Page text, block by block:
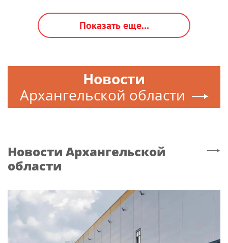
Показать еще...
Новости
Архангельской области
Новости Архангельской
области